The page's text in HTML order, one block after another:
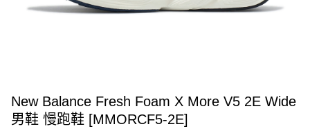
New Balance Fresh Foam X More V5 2E Wide
男鞋 慢跑鞋 [MMORCF5-2E]